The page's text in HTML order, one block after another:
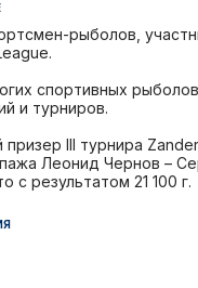
Протокол
Дневник
Отчеты и
О
рыболов,
спортивных
и турниров.
III турнира
Леонид Чернов –
с результатом 21 100 г.